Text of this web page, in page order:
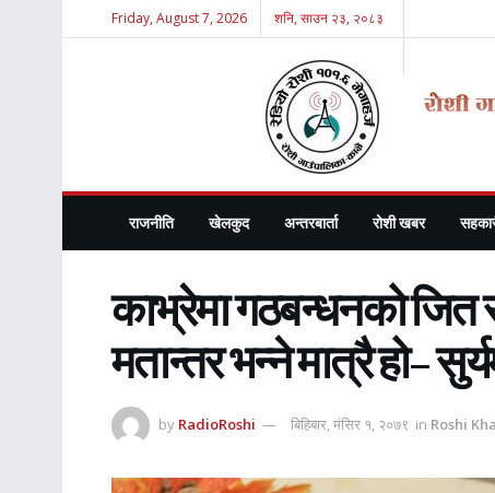
Friday, August 7, 2026 शनि, साउन २३, २०८३
राजनीति खेलकुद अन्तरबार्ता रोशी खबर
काभ्रेमा गठबन्धनको
मतान्तर भन्ने मात्रै हो–
by RadioRoshi बिहिबार, मंसिर १, २०७९ in Roshi